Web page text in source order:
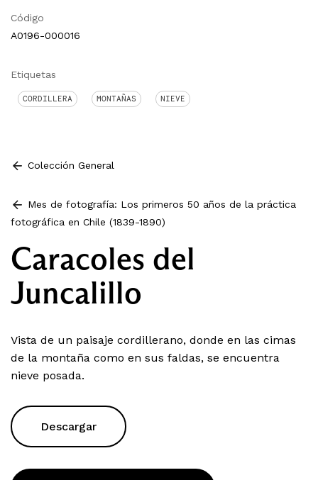
Código
A0196-000016
Etiquetas
CORDILLERA MONTAÑAS NIEVE
Colección General
Mes de fotografía: Los primeros 50 años de la práctica
fotográfica en Chile (1839-1890)
Caracoles del
Juncalillo
Vista de un paisaje cordillerano, donde en las cimas
de la montaña como en sus faldas, se encuentra
nieve posada.
Descargar